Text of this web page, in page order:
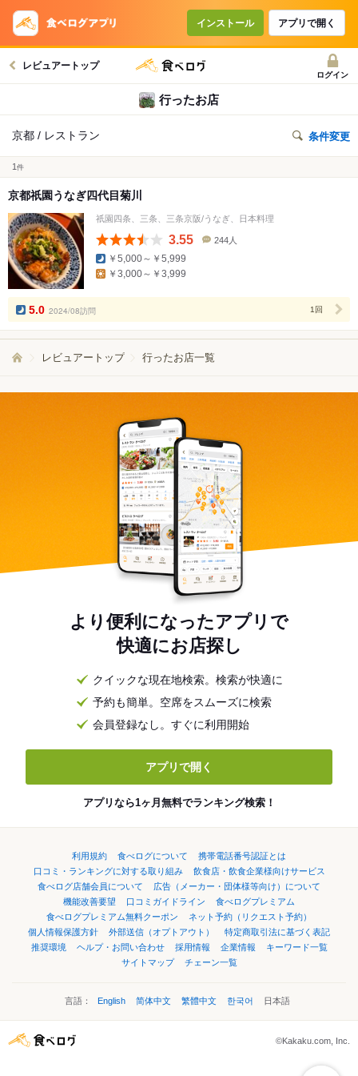
インストール アプリで開く
レビュアートップ
ログイン
行ったお店
京都 / レストラン 条件変更
1 件
京都祇園うなぎ四代目菊川
祇園四条、三条、三条京阪/うなぎ、日本料理
3.55
数
244人
￥5,000～￥5,999
￥3,000～￥3,999
5.0 2024/08訪問 1回
レビュアートップ 行ったお店一覧
より便利になったアプリで
快適にお店探し
クイックな現在地検索。検索が快適に
予約も簡単。空席をスムーズに検索
会員登録なし。すぐに利用開始
アプリで開く
アプリなら1ヶ月無料でランキング検索！
利用規約 食べログについて
携帯電話番号認証とは
口コミ・ランキングに対する取り組み
飲食店・飲食企業様向けサービス
食べログ店舗会員について
広告（メーカー・団体様等向け）について
機能改善要望
口コミガイドライン
食べログプレミアム
食べログプレミアム無料クーポン
ネット予約（リクエスト予約）
個人情報保護方針
外部送信（オプトアウト）
特定商取引法に基づく表記
推奨環境
ヘルプ・お問い合わせ 採用情報 企業情報
キーワード一覧
サイトマップ
チェーン一覧
言語： English 简体中文 繁體中文 한국어 日本語
©Kakaku.com, Inc.